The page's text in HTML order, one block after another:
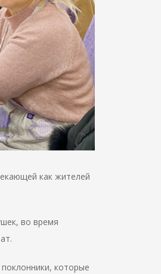
как жителей
во время
которые